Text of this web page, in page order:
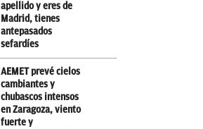
apellido y eres de
Madrid, tienes
antepasados
sefardíes
AEMET prevé cielos
cambiantes y
chubascos intensos
en Zaragoza, viento
fuerte y